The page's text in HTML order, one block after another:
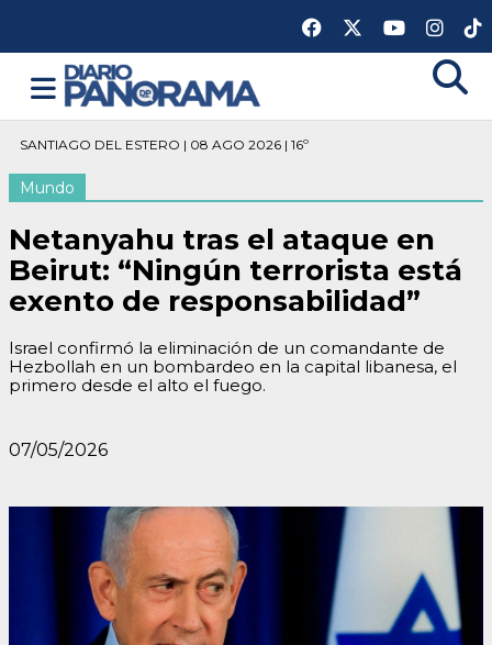
SANTIAGO DEL ESTERO | 08 AGO 2026 | 16º
Mundo
Netanyahu tras el ataque en
Beirut: “Ningún terrorista está
exento de responsabilidad”
Israel confirmó la eliminación de un comandante de
Hezbollah en un bombardeo en la capital libanesa, el
primero desde el alto el fuego.
07/05/2026